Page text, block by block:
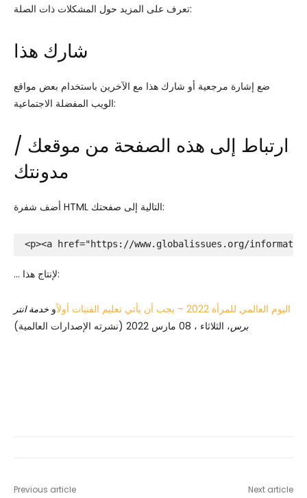
تعرف على المزيد حول المشكلات ذات الصلة:
شارك هذا
ضع إشارة مرجعية أو شارك هذا مع الآخرين باستخدام بعض مواقع
الويب المفضلة الاجتماعية:
ارتباط إلى هذه الصفحة من موقعك /
مدونتك
أضف شفرة HTML التالية إلى صفحتك:
<p><a href="https://www.globalissues.org/
… لإنتاج هذا:
اليوم العالمي للمرأة 2022 – يجب أن يأتي تعليم الفتيات أولاً و خدمة انتر
برس، الثلاثاء ، 08 مارس 2022 (نشرته الإصدارات العالمية)
Previous article Next article